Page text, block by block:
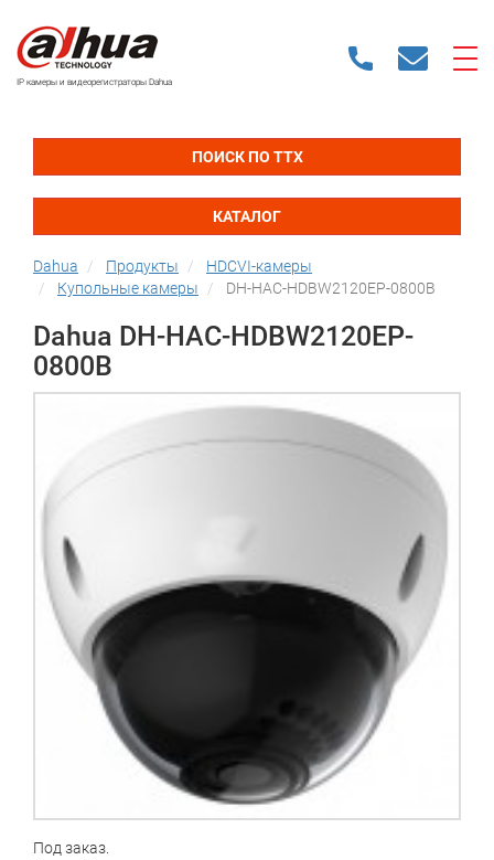
IP камеры и видеорегистраторы Dahua
ПОИСК ПО ТТХ
КАТАЛОГ
Dahua Продукты
HDCVI-камеры
Купольные камеры
DH-HAC-HDBW2120EP-0800B
Dahua DH-HAC-HDBW2120EP-
0800B
Под заказ.